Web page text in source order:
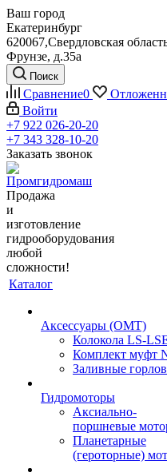
Ваш город
Екатеринбург
620067,Свердловская
Фрунзе, д.35а
Поиск
Сравнение0
Войти
+7 922 026-20-20
+7 343 328-10-20
Заказать звонок
Продажа
и
изготовление
гидрооборудования
любой
сложности!
Каталог
Аксессуары (OMT)
Колокола LS-
Комплект муфт
Заливные
Гидромоторы
Аксиально-
поршневые
Планетарные
(героторные)